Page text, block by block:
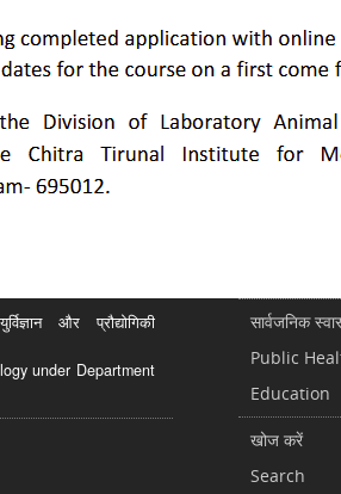
और प्रौद्योगिकी
under Department
सार्वजनिक
Public
Education
खोज करें
Search